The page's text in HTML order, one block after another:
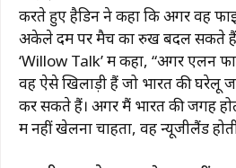
करते हुए हैडिन ने कहा कि अगर वह
अकेले दम पर मैच का रुख बदल सकते हैं।
‘Willow Talk’ में कहा, “अगर एलन
वह ऐसे खिलाड़ी हैं जो भारत की घरेलू
कर सकते हैं। अगर मैं भारत की जगह
में नहीं खेलना चाहता, वह न्यूजीलैंड